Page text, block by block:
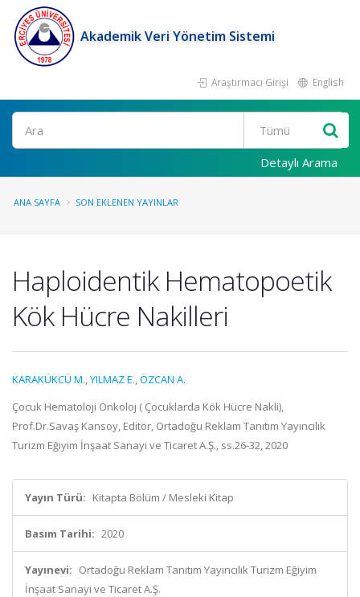
Akademik Veri Yönetim Sistemi
Araştırmacı Girişi English
Ara
Detaylı Arama
ANA SAYFA SON EKLENEN YAYINLAR
Haploidentik Hematopoetik
Kök Hücre Nakilleri
KARAKÜKCÜ M.,YILMAZ E.,ÖZCAN A.
Çocuk Hematoloji Onkoloj ( Çocuklarda Kök Hücre Nakli),
Prof.Dr.Savaş Kansoy, Editör, Ortadoğu Reklam Tanıtım Yayıncılık
Turizm Eğiyim İnşaat Sanayi ve Ticaret A.Ş., ss.26-32, 2020
Yayın Türü: Kitapta Bölüm / Mesleki Kitap
Basım Tarihi: 2020
Yayınevi: Ortadoğu Reklam Tanıtım Yayıncılık Turizm Eğiyim
İnşaat Sanayi ve Ticaret A.Ş.